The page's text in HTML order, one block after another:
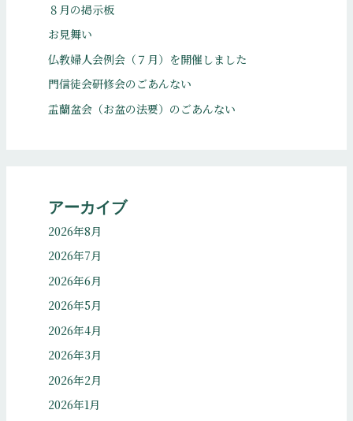
８月の掲示板
お見舞い
仏教婦人会例会（７月）を開催しました
門信徒会研修会のごあんない
盂蘭盆会（お盆の法要）のごあんない
アーカイブ
2026年8月
2026年7月
2026年6月
2026年5月
2026年4月
2026年3月
2026年2月
2026年1月